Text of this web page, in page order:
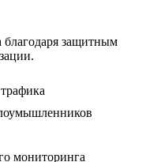
защитным
мониторинга